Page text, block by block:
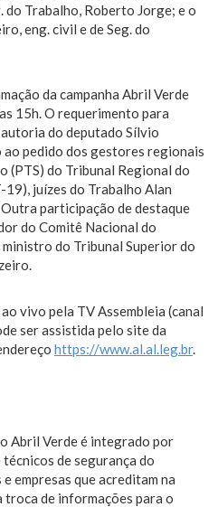
do Trabalho, Roberto Jorge; e o
eng. civil e de Seg. do
da campanha Abril Verde
15h. O requerimento para
do deputado Sílvio
ao pedido dos gestores regionais
(PTS) do Tribunal Regional do
19), juízes do Trabalho Alan
participação de destaque
do Comitê Nacional do
do Tribunal Superior do
vivo pela TV Assembleia (canal
ser assistida pelo site da
https://www.al.al.leg.br.
Abril Verde é integrado por
de segurança do
empresas que acreditam na
de informações para o